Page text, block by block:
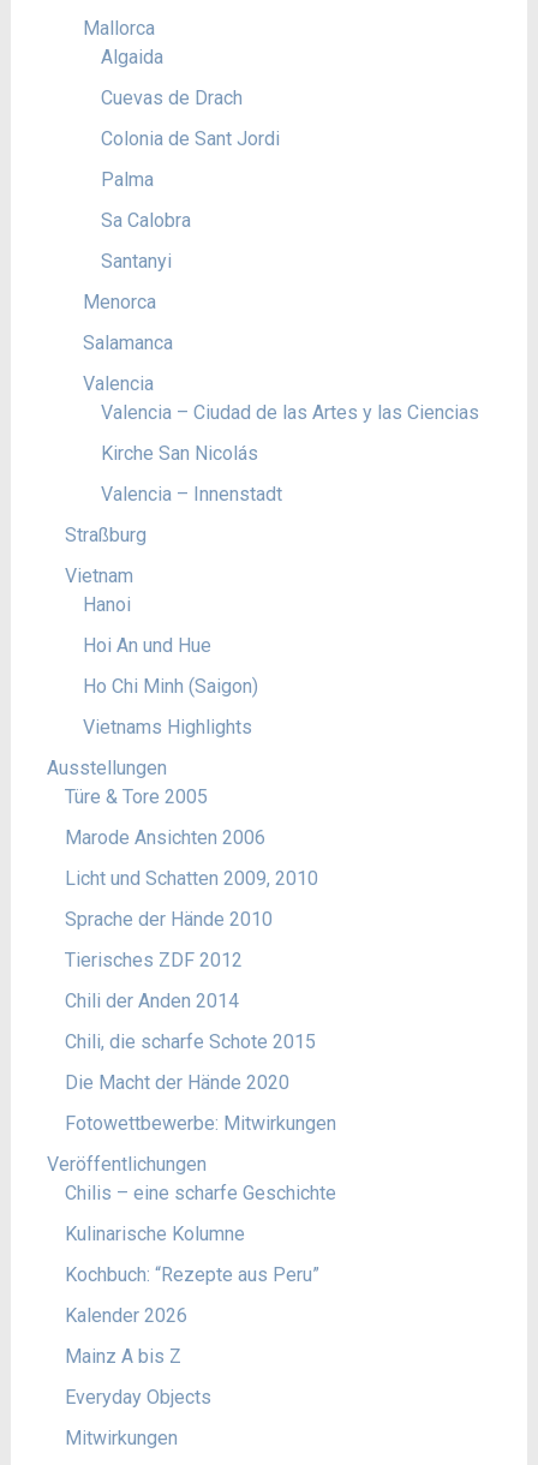
Mallorca
Algaida
Cuevas de Drach
Colonia de Sant Jordi
Palma
Sa Calobra
Santanyi
Menorca
Salamanca
Valencia
Valencia – Ciudad de las Artes y las Ciencias
Kirche San Nicolás
Valencia – Innenstadt
Straßburg
Vietnam
Hanoi
Hoi An und Hue
Ho Chi Minh (Saigon)
Vietnams Highlights
Ausstellungen
Türe & Tore 2005
Marode Ansichten 2006
Licht und Schatten 2009, 2010
Sprache der Hände 2010
Tierisches ZDF 2012
Chili der Anden 2014
Chili, die scharfe Schote 2015
Die Macht der Hände 2020
Fotowettbewerbe: Mitwirkungen
Veröffentlichungen
Chilis – eine scharfe Geschichte
Kulinarische Kolumne
Kochbuch: “Rezepte aus Peru”
Kalender 2026
Mainz A bis Z
Everyday Objects
Mitwirkungen